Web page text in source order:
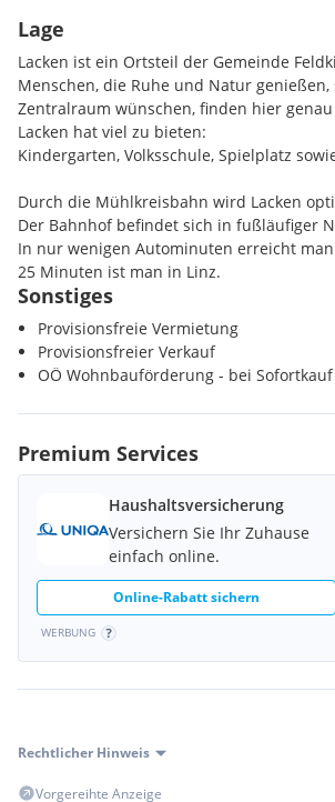
Schlüsselfertige Ausführung!
Vermietung ohne Möbel und
Lage
Lacken ist ein Ortsteil der Gemeinde
Menschen, die Ruhe und Natur
Zentralraum wünschen, finden hier
Lacken hat viel zu bieten:
Kindergarten, Volksschule, Spielplatz
Durch die Mühlkreisbahn wird Lacken
Der Bahnhof befindet sich in fußläufiger
In nur wenigen Autominuten erreicht
25 Minuten ist man in Linz.
Sonstiges
Provisionsfreie Vermietung
Provisionsfreier Verkauf
OÖ Wohnbauförderung - bei Sofortkauf
Premium Services
Haushaltsversicherung
Versichern Sie Ihr Zuhause
einfach online.
Online-Rabatt sichern
WERBUNG
Rechtlicher Hinweis
Vorgereihte Anzeige